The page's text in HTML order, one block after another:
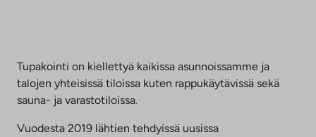
Tupakointi on kiellettyä kaikissa asunnoissamme ja
talojen yhteisissä tiloissa kuten rappukäytävissä sekä
sauna- ja varastotiloissa.
Vuodesta 2019 lähtien tehdyissä uusissa